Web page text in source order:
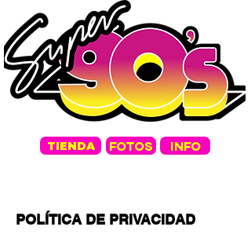
TIENDA INFO
FOTOS
POLÍTICA DE PRIVACIDAD